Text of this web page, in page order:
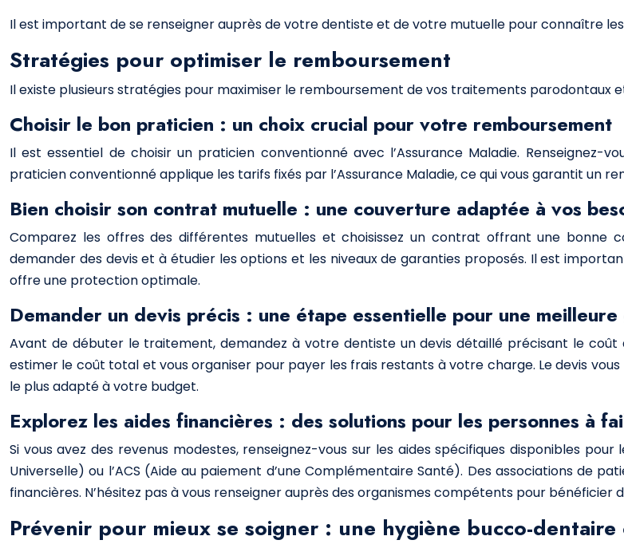
Il est important de se renseigner auprès de votre dentiste et de votre mutuelle pour connaître
Stratégies pour optimiser le remboursement
Il existe plusieurs stratégies pour maximiser le remboursement de vos traitements parodontaux
Choisir le bon praticien : un choix crucial pour votre remboursement
Il est essentiel de choisir un praticien conventionné avec l’Assurance Maladie. Renseignez-
praticien conventionné applique les tarifs fixés par l’Assurance Maladie, ce qui vous garantit un
Bien choisir son contrat mutuelle : une couverture adaptée à vos
Comparez les offres des différentes mutuelles et choisissez un contrat offrant une bonne
demander des devis et à étudier les options et les niveaux de garanties proposés. Il est
offre une protection optimale.
Demander un devis précis : une étape essentielle pour une
Avant de débuter le traitement, demandez à votre dentiste un devis détaillé précisant le coût
estimer le coût total et vous organiser pour payer les frais restants à votre charge. Le devis
le plus adapté à votre budget.
Explorez les aides financières : des solutions pour les personnes à
Si vous avez des revenus modestes, renseignez-vous sur les aides spécifiques disponibles
Universelle) ou l’ACS (Aide au paiement d’une Complémentaire Santé). Des associations de
financières. N’hésitez pas à vous renseigner auprès des organismes compétents pour bénéficier
Prévenir pour mieux se soigner : une hygiène bucco-